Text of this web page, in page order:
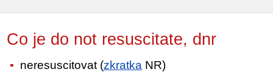
Co je do not resuscitate, dnr
neresuscitovat (zkratka NR)